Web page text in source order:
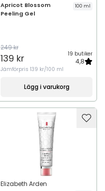
Apricot Blossom
Peeling Gel
100 ml
249 kr
139 kr 19 butiker
4,8
Jämförpris 139 kr/100 ml
Lägg i varukorg
Elizabeth Arden